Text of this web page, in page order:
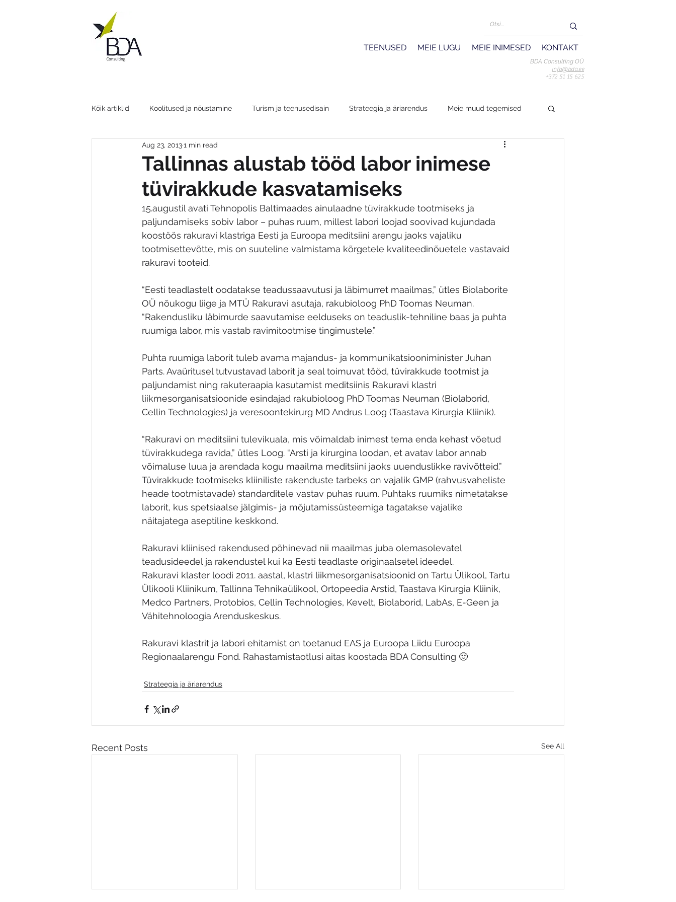
TEENUSED MEIE LUGU MEIE INIMESED KONTAKT
BDA Consulting OÜ
info@bda.ee
+372 51 15 625
Kõik artiklid Koolitused ja nõustamine Turism ja teenusedisain Strateegia ja äriarendus Meie muud tegemised
Tallinnas alustab tööd labor inimese
tüvirakkude kasvatamiseks
Aug 23, 20131 min read
15.augustil avati Tehnopolis Baltimaades ainulaadne tüvirakkude tootmiseks ja
paljundamiseks sobiv labor – puhas ruum, millest labori loojad soovivad kujundada
koostöös rakuravi klastriga Eesti ja Euroopa meditsiini arengu jaoks vajaliku
tootmisettevõtte, mis on suuteline valmistama kõrgetele kvaliteedinõuetele vastavaid
rakuravi tooteid.
“Eesti teadlastelt oodatakse teadussaavutusi ja läbimurret maailmas,” ütles Biolaborite
OÜ nõukogu liige ja MTÜ Rakuravi asutaja, rakubioloog PhD Toomas Neuman.
“Rakendusliku läbimurde saavutamise eelduseks on teaduslik-tehniline baas ja puhta
ruumiga labor, mis vastab ravimitootmise tingimustele.”
Puhta ruumiga laborit tuleb avama majandus- ja kommunikatsiooniminister Juhan
Parts. Avaüritusel tutvustavad laborit ja seal toimuvat tööd, tüvirakkude tootmist ja
paljundamist ning rakuteraapia kasutamist meditsiinis Rakuravi klastri
liikmesorganisatsioonide esindajad rakubioloog PhD Toomas Neuman (Biolaborid,
Cellin Technologies) ja veresoontekirurg MD Andrus Loog (Taastava Kirurgia Kliinik).
“Rakuravi on meditsiini tulevikuala, mis võimaldab inimest tema enda kehast võetud
tüvirakkudega ravida,” ütles Loog. “Arsti ja kirurgina loodan, et avatav labor annab
võimaluse luua ja arendada kogu maailma meditsiini jaoks uuenduslikke ravivõtteid.”
Tüvirakkude tootmiseks kliiniliste rakenduste tarbeks on vajalik GMP (rahvusvaheliste
heade tootmistavade) standarditele vastav puhas ruum. Puhtaks ruumiks nimetatakse
laborit, kus spetsiaalse jälgimis- ja mõjutamissüsteemiga tagatakse vajalike
näitajatega aseptiline keskkond.
Rakuravi kliinised rakendused põhinevad nii maailmas juba olemasolevatel
teadusideedel ja rakendustel kui ka Eesti teadlaste originaalsetel ideedel.
Rakuravi klaster loodi 2011. aastal, klastri liikmesorganisatsioonid on Tartu Ülikool, Tartu
Ülikooli Kliinikum, Tallinna Tehnikaülikool, Ortopeedia Arstid, Taastava Kirurgia Kliinik,
Medco Partners, Protobios, Cellin Technologies, Kevelt, Biolaborid, LabAs, E-Geen ja
Vähitehnoloogia Arenduskeskus.
Rakuravi klastrit ja labori ehitamist on toetanud EAS ja Euroopa Liidu Euroopa
Regionaalarengu Fond. Rahastamistaotlusi aitas koostada BDA Consulting 🙂
Strateegia ja äriarendus
Recent Posts See All